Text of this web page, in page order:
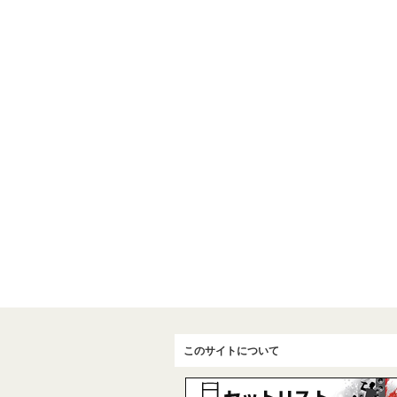
このサイトについて